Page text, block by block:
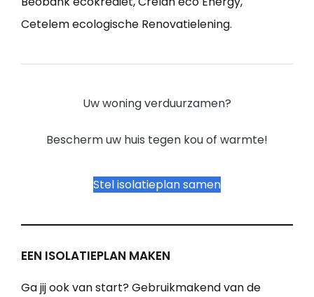
Cetelem ecologische Renovatielening.
Uw woning verduurzamen?
Bescherm uw huis tegen kou of warmte!
Stel isolatieplan samen
EEN ISOLATIEPLAN MAKEN
Ga jij ook van start? Gebruikmakend van de